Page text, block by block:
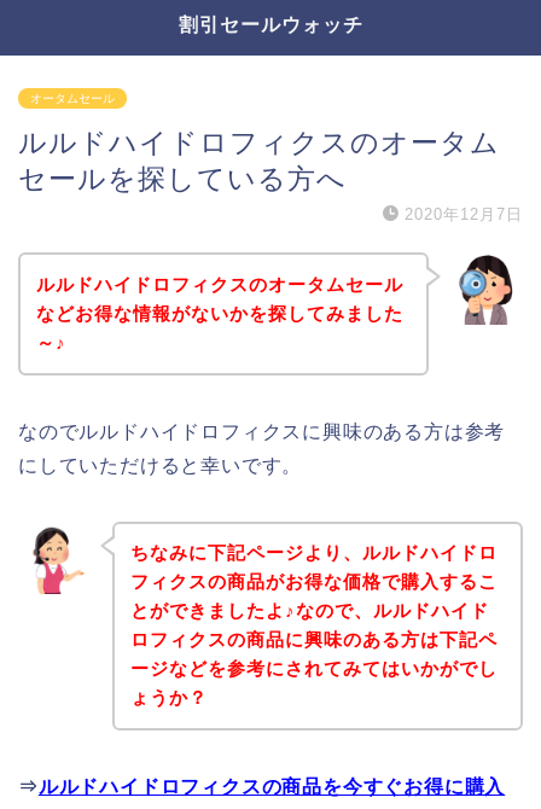
割引セールウォッチ
オータムセール
ルルドハイドロフィクスのオータム
セールを探している方へ
2020年12月7日
ルルドハイドロフィクスのオータムセール
などお得な情報がないかを探してみました
～♪
なのでルルドハイドロフィクスに興味のある方は参考
にしていただけると幸いです。
ちなみに下記ページより、ルルドハイドロ
フィクスの商品がお得な価格で購入するこ
とができましたよ♪なので、ルルドハイド
ロフィクスの商品に興味のある方は下記ペ
ージなどを参考にされてみてはいかがでし
ょうか？
⇒ルルドハイドロフィクスの商品を今すぐお得に購入